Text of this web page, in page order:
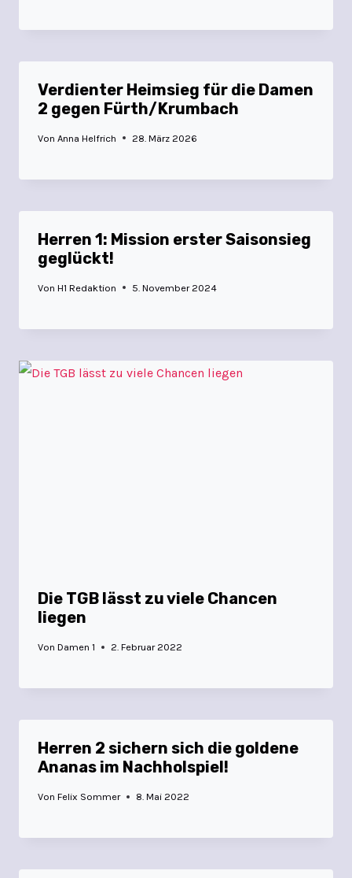
Verdienter Heimsieg für die Damen
2 gegen Fürth/Krumbach
Von Anna Helfrich 28. März 2026
Herren 1: Mission erster Saisonsieg
geglückt!
Von H1 Redaktion 5. November 2024
Die TGB lässt zu viele Chancen
liegen
Von Damen 1 2. Februar 2022
Herren 2 sichern sich die goldene
Ananas im Nachholspiel!
Von Felix Sommer 8. Mai 2022